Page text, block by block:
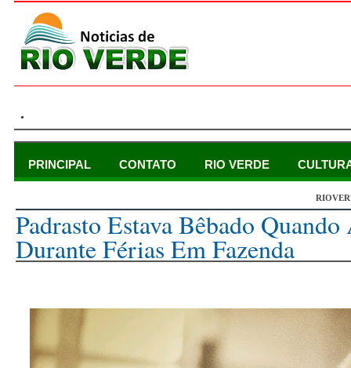
.
PRINCIPAL CONTATO RIO VERDE
Padrasto Estava Bêbado
Durante Férias Em Fazenda